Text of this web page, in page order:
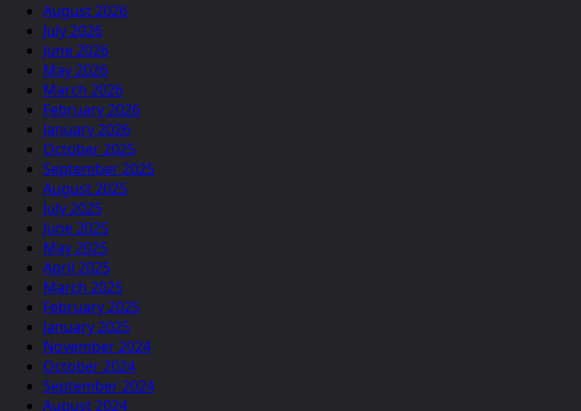
Tháng
3
Năm
2023
August 2026
July 2026
June 2026
May 2026
March 2026
February 2026
January 2026
October 2025
September 2025
August 2025
July 2025
June 2025
May 2025
April 2025
March 2025
February 2025
January 2025
November 2024
October 2024
September 2024
August 2024